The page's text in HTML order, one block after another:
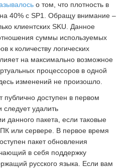
о том, что плотность в
40% с SP1. Обращу внимание –
клиентских SKU. Данное
суммы используемых
к количеству логических
на максимально возможное
процессоров в одной
изменений не произошло.
публично доступен в первом
следует удалить
данного пакета, если таковые
или сервере. В первое время
пакет обновления
в себя поддержку
русского языка. Если вам